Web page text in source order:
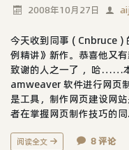
2008年10月27日
今天收到同事 ( Cnbruce )
例精讲》新作。恭喜他又
致谢的人之一了 ，哈……
amweaver 软件进行网页
是工具，制作网页建设网
者在掌握网页制作技巧的
阅读全文 8 评论